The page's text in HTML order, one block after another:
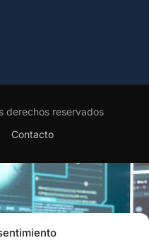
derechos reservados
Contacto